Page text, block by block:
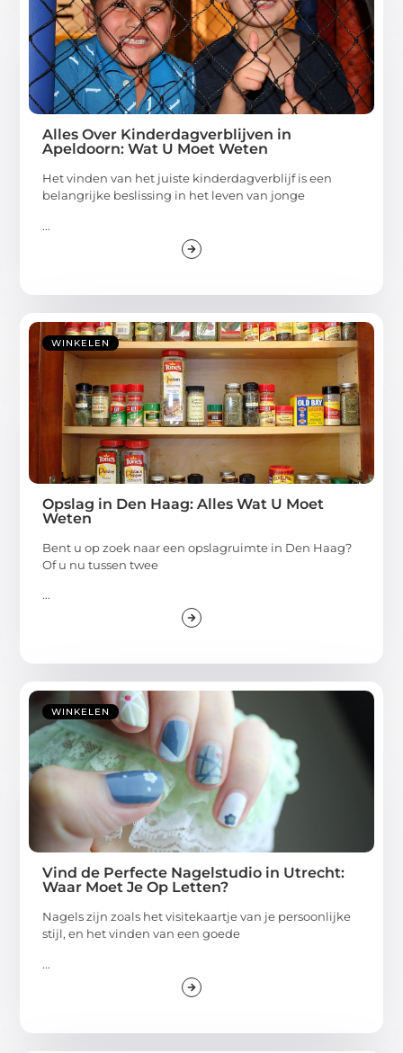
Alles Over Kinderdagverblijven in
Apeldoorn: Wat U Moet Weten
Het vinden van het juiste kinderdagverblijf is een
belangrijke beslissing in het leven van jonge
...
WINKELEN
Opslag in Den Haag: Alles Wat U Moet
Weten
Bent u op zoek naar een opslagruimte in Den Haag?
Of u nu tussen twee
...
WINKELEN
Vind de Perfecte Nagelstudio in Utrecht:
Waar Moet Je Op Letten?
Nagels zijn zoals het visitekaartje van je persoonlijke
stijl, en het vinden van een goede
...